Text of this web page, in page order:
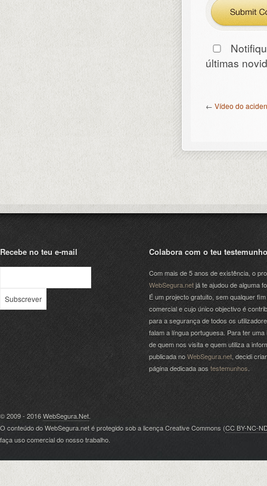
últimas
← Vídeo do
Recebe no teu e-mail Colabora com o teu testemunho
Com mais de 5 anos de existência, o
WebSegura.netjá te ajudou de alguma
É um projecto gratuito, sem qualquer fim
comercial e cujo único objectivo é
para a segurança de todos os
falam a língua portuguesa. Para ter uma
de quem nos visita e quem utiliza a
publicada noWebSegura.net , decidi
página dedicada aos testemunhos
© 2009 - 2016WebSegura.Net.
O conteúdo do WebSegura.net é protegido sob a licença Creative Commons (CC BY-NC-
faça uso comercial do nosso trabalho.